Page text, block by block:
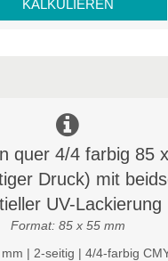
KALKULIEREN
quer 4/4 farbig 85
Druck) mit
UV-Lackierung
Format: 85 x 55 mm
| 2-seitig | 4/4-farbig